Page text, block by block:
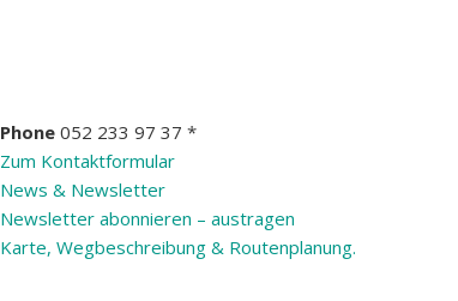
Phone052 233 97 37 *
Zum Kontaktformular
News & Newsletter
Newsletter abonnieren – austragen
Karte, Wegbeschreibung & Routenplanung.